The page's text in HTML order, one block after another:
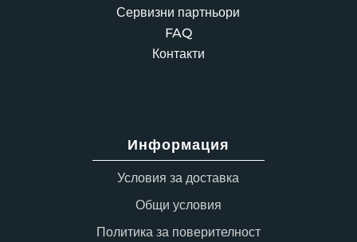
Сервизни партньори
FAQ
Контакти
Информация
Условия за доставка
Общи условия
Политика за поверителност